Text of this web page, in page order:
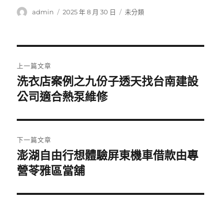
作
admin
發
2025 年 8 月 30 日
分
未分類
章
導
覽
上一篇文章
上
一
文
章:
洗衣店案例之九份子透天找台南建設
公司適合熱泵維修
下一篇文章
下
一
文
澎湖自由行想體驗屏東機車借款由專
營苓雅區當舖